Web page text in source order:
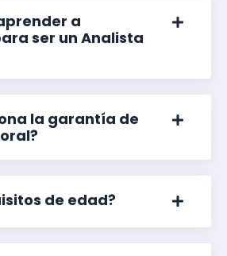
a
ser un Analista
la garantía de
de edad?